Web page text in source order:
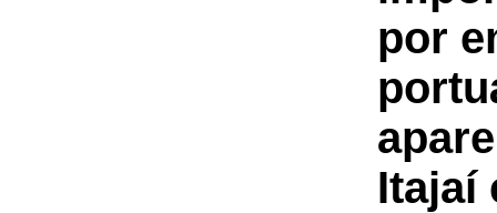
por
Itajaí